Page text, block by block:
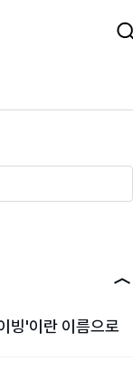
빙'이란 이름으로